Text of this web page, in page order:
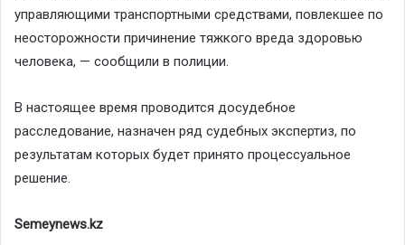
управляющими транспортными средствами, повлекшее по
неосторожности причинение тяжкого вреда здоровью
человека, — сообщили в полиции.
В настоящее время проводится досудебное
расследование, назначен ряд судебных экспертиз, по
результатам которых будет принято процессуальное
решение.
Semeynews.kz